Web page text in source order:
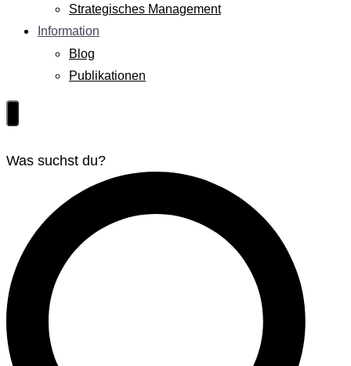
Strategisches Management
Information
Blog
Publikationen
Was suchst du?